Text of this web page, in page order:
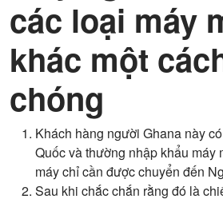
các loại máy
khác một
chóng
Khách hàng người Ghana này
Quốc và thường nhập khẩu máy
máy chỉ cần được chuyển đến
Sau khi chắc chắn rằng đó là